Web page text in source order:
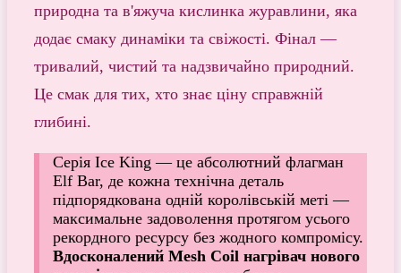
природна та в'яжуча кислинка журавлини, яка
додає смаку динаміки та свіжості. Фінал —
тривалий, чистий та надзвичайно природний.
Це смак для тих, хто знає ціну справжній
глибині.
Серія Ice King — це абсолютний флагман
Elf Bar, де кожна технічна деталь
підпорядкована одній королів­ській меті —
максимальне задоволення протягом усього
рекордного ресурсу без жодного компромісу.
Вдосконалений Mesh Coil нагрівач нового